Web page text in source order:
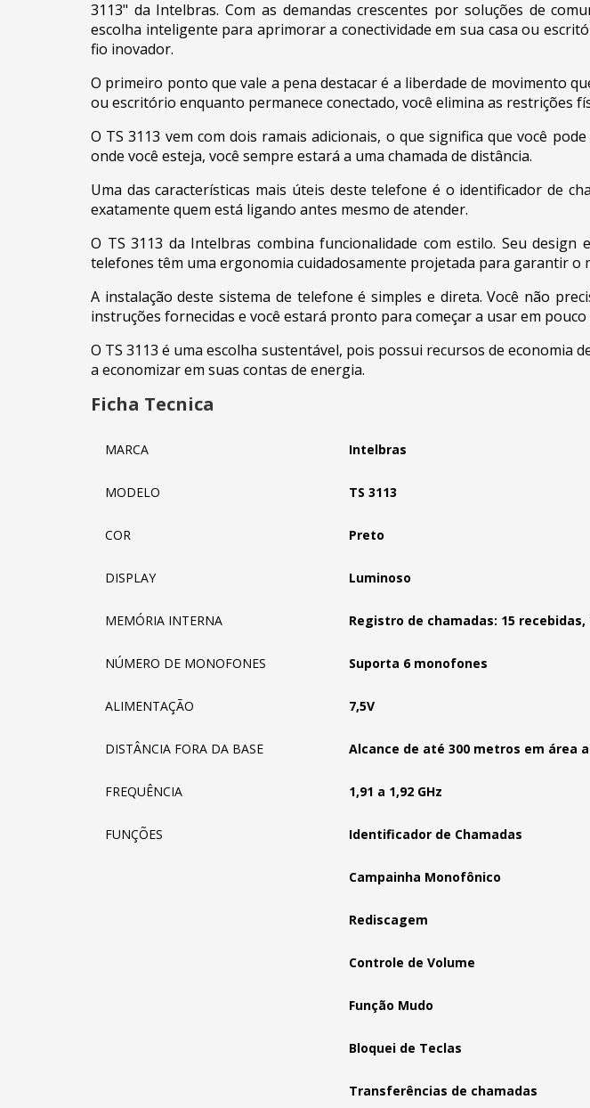
3113" da Intelbras. Com as demandas crescentes por soluções de
escolha inteligente para aprimorar a conectividade em sua casa ou
fio inovador.
O primeiro ponto que vale a pena destacar é a liberdade de movimento
ou escritório enquanto permanece conectado, você elimina as restrições
O TS 3113 vem com dois ramais adicionais, o que significa que você
onde você esteja, você sempre estará a uma chamada de distância.
Uma das características mais úteis deste telefone é o identificador de
exatamente quem está ligando antes mesmo de atender.
O TS 3113 da Intelbras combina funcionalidade com estilo. Seu
telefones têm uma ergonomia cuidadosamente projetada para garantir o
A instalação deste sistema de telefone é simples e direta. Você não
instruções fornecidas e você estará pronto para começar a usar em pouco
O TS 3113 é uma escolha sustentável, pois possui recursos de economia
a economizar em suas contas de energia.
Ficha Tecnica
MARCA Intelbras
MODELO TS 3113
COR Preto
DISPLAY Luminoso
MEMÓRIA INTERNA Registro de chamadas: 15
NÚMERO DE MONOFONES Suporta 6 monofones
ALIMENTAÇÃO 7,5V
DISTÂNCIA FORA DA BASE Alcance de até 300 metros em área
FREQUÊNCIA 1,91 a 1,92 GHz
FUNÇÕES Identificador de Chamadas
Campainha Monofônico
Rediscagem
Controle de Volume
Função Mudo
Bloquei de Teclas
Transferências de chamadas